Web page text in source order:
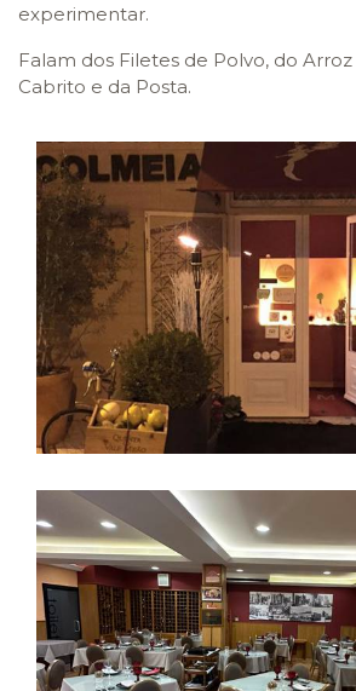
experimentar.
Falam dos Filetes de Polvo, do
Cabrito e da Posta.